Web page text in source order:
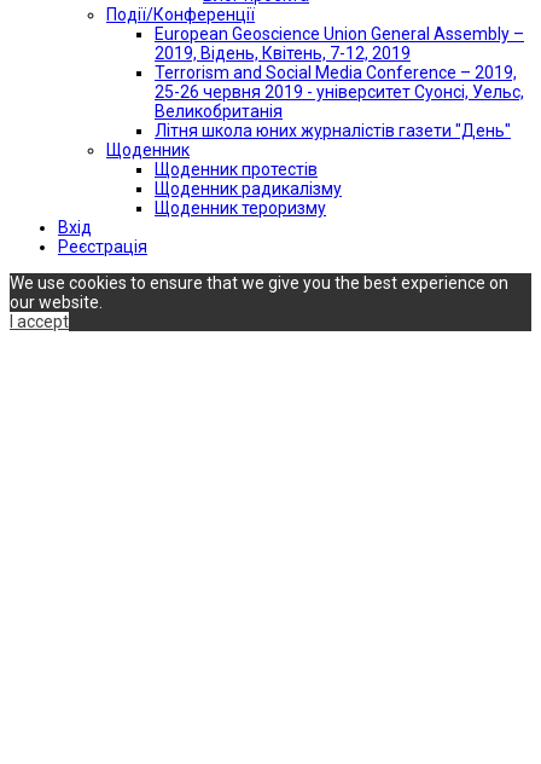
Події/Конференції
European Geoscience Union General Assembly –
2019, Відень, Квітень, 7-12, 2019
Terrorism and Social Media Conference – 2019,
25-26 червня 2019 - університет Суонсі, Уельс,
Великобританія
Літня школа юних журналістів газети "День"
Щоденник
Щоденник протестів
Щоденник радикалізму
Щоденник тероризму
Вхід
Реєстрація
We use cookies to ensure that we give you the best experience on
our website.
I accept